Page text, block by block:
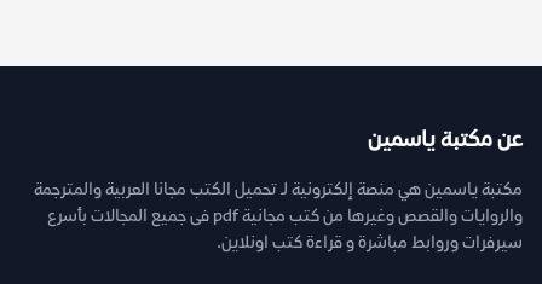
عن مكتبة ياسمين
مكتبة ياسمين هي منصة إلكترونية لـ تحميل الكتب مجانا العربية والمترجمة
والروايات والقصص وغيرها من كتب مجانية pdf فى جميع المجالات بأسرع
سيرفرات وروابط مباشرة و قراءة كتب اونلاين.